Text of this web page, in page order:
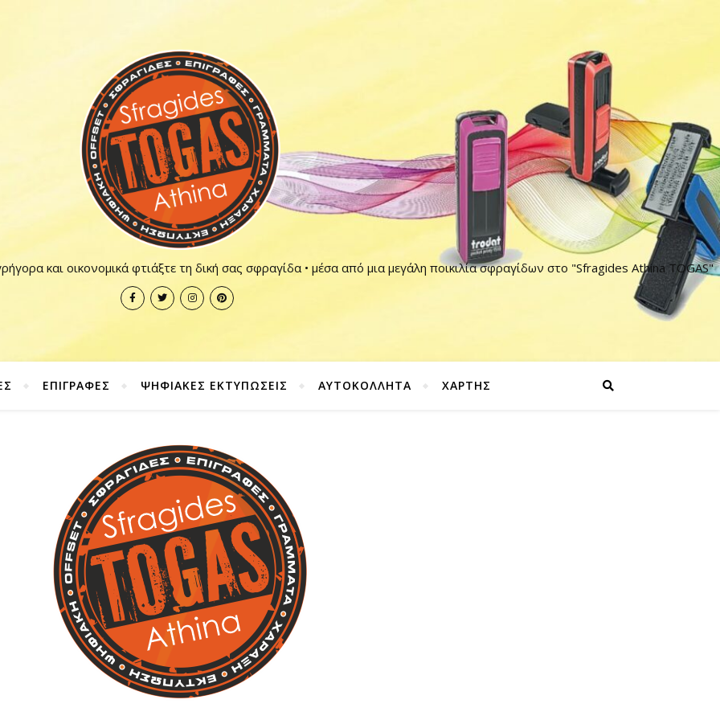
και οικονομικά φτιάξτε τη δική σας σφραγίδα • μέσα από μια μεγάλη ποικιλία σφραγίδων στο "Sfragides Athina TOGAS"
ΕΠΙΓΡΑΦΕΣ ΨΗΦΙΑΚΕΣ ΕΚΤΥΠΩΣΕΙΣ ΑΥΤΟΚΟΛΛΗΤΑ ΧΑΡΤΗΣ